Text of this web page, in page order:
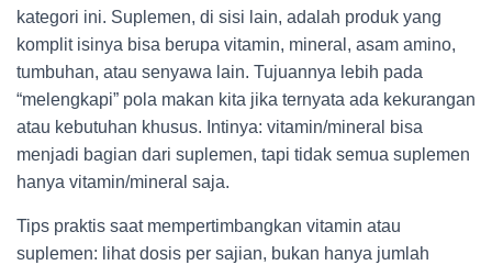
kategori ini. Suplemen, di sisi lain, adalah produk yang
komplit isinya bisa berupa vitamin, mineral, asam amino,
tumbuhan, atau senyawa lain. Tujuannya lebih pada
“melengkapi” pola makan kita jika ternyata ada kekurangan
atau kebutuhan khusus. Intinya: vitamin/mineral bisa
menjadi bagian dari suplemen, tapi tidak semua suplemen
hanya vitamin/mineral saja.
Tips praktis saat mempertimbangkan vitamin atau
suplemen: lihat dosis per sajian, bukan hanya jumlah